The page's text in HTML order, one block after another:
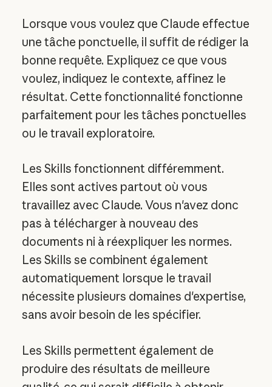
Lorsque vous voulez que Claude effectue
une tâche ponctuelle, il suffit de rédiger la
bonne requête. Expliquez ce que vous
voulez, indiquez le contexte, affinez le
résultat. Cette fonctionnalité fonctionne
parfaitement pour les tâches ponctuelles
ou le travail exploratoire.
Les Skills fonctionnent différemment.
Elles sont actives partout où vous
travaillez avec Claude. Vous n'avez donc
pas à télécharger à nouveau des
documents ni à réexpliquer les normes.
Les Skills se combinent également
automatiquement lorsque le travail
nécessite plusieurs domaines d'expertise,
sans avoir besoin de les spécifier.
Les Skills permettent également de
produire des résultats de meilleure